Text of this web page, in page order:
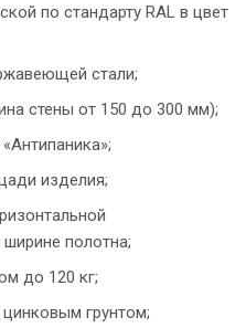
по стандарту RAL в цвет
стали;
стены от 150 до 300 мм);
изделия;
полотна;
до 120 кг;
грунтом;